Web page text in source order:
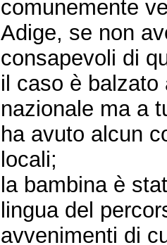
comunemente
Adige, se non
consapevoli di
il caso è balzato
nazionale ma a
ha avuto alcun
locali;
la bambina è
lingua del
avvenimenti di